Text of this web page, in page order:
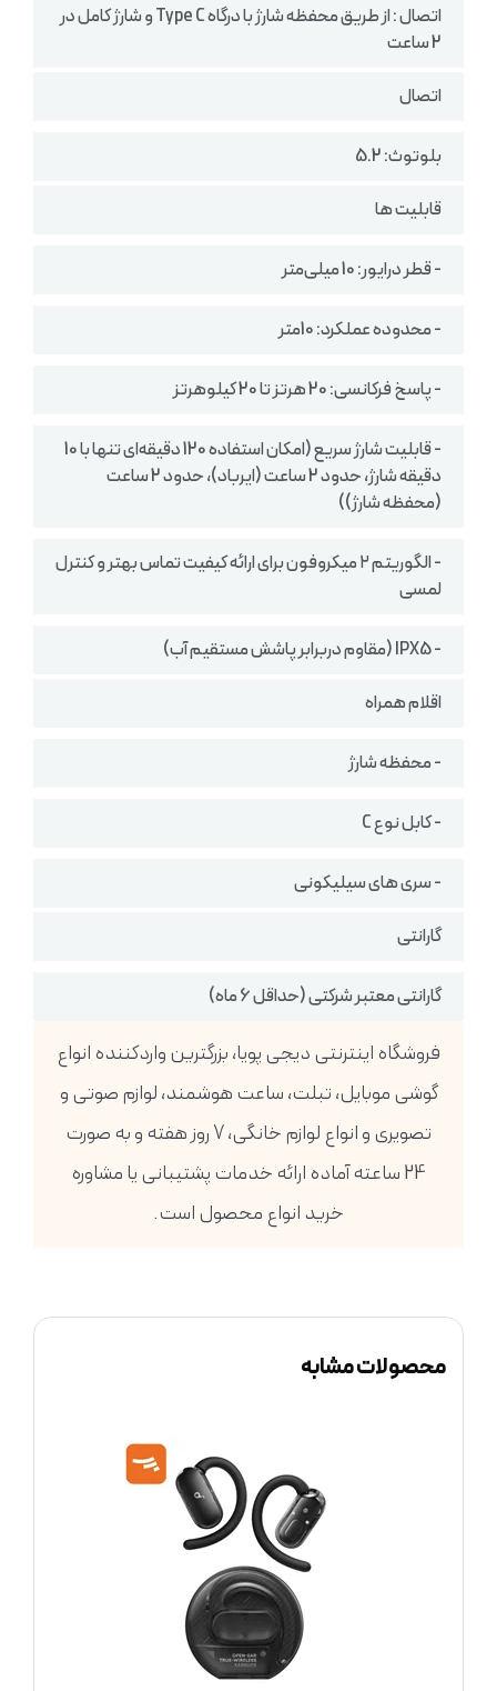
اتصال : از طریق محفظه شارژ با درگاه Type C و شارژ کامل در
2 ساعت
اتصال
بلوتوث: 5.2
قابلیت ها
- قطر درایور: 10 میلی‌متر
- محدوده عملکرد: 10متر
- پاسخ فرکانسی: 20 هرتز تا 20 کیلوهرتز
- قابلیت شارژ سریع (امکان استفاده 120 دقیقه‌ای تنها با 10
دقیقه شارژ، حدود 2 ساعت (ایرباد)، حدود 2 ساعت
(محفظه شارژ))
- الگوریتم ۲ میکروفون برای ارائه کیفیت تماس بهتر و کنترل
لمسی
- IPX5 (مقاوم دربرابر پاشش مستقیم آب)
اقلام همراه
- محفظه شارژ
- کابل نوع C
- سری های سیلیکونی
گارانتی
گارانتی معتبر شرکتی (حداقل 6 ماه)
فروشگاه اینترنتی دیجی پویا، بزرگترین واردکننده انواع
گوشی موبایل، تبلت، ساعت هوشمند، لوازم صوتی و
تصویری و انواع لوازم خانگی، 7 روز هفته و به صورت
24 ساعته آماده ارائه خدمات پشتیبانی یا مشاوره
خرید انواع محصول است.
محصولات مشابه